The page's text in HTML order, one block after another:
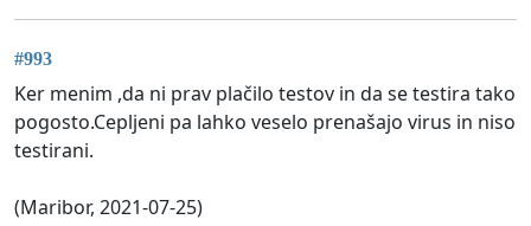
#993
Ker menim ,da ni prav plačilo testov in da se testira tako
pogosto.Cepljeni pa lahko veselo prenašajo virus in niso
testirani.
(Maribor, 2021-07-25)